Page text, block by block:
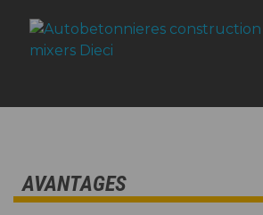
AVANTAGES